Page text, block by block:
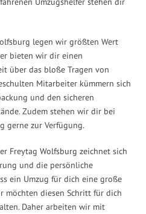
legen wir größten Wert
bieten wir dir einen
über das bloße Tragen von
Mitarbeiter kümmern sich
und den sicheren
Zudem stehen wir dir bei
gerne zur Verfügung.
Freytag Wolfsburg zeichnet sich
und die persönliche
ein Umzug für dich eine große
möchten diesen Schritt für dich
Daher arbeiten wir mit